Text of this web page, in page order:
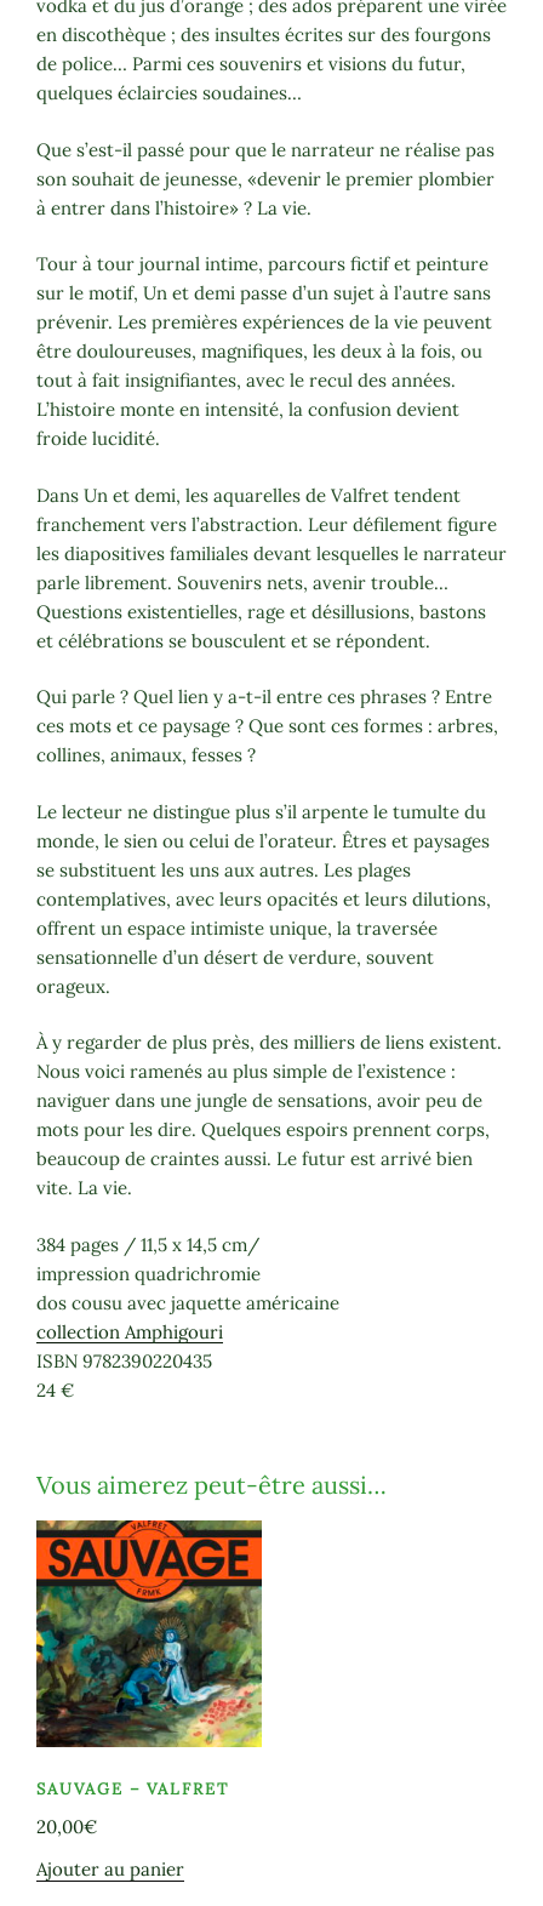
vodka et du jus d’orange ; des ados préparent une virée
en discothèque ; des insultes écrites sur des fourgons
de police… Parmi ces souvenirs et visions du futur,
quelques éclaircies soudaines…
Que s’est-il passé pour que le narrateur ne réalise pas
son souhait de jeunesse, «devenir le premier plombier
à entrer dans l’histoire» ? La vie.
Tour à tour journal intime, parcours fictif et peinture
sur le motif, Un et demi passe d’un sujet à l’autre sans
prévenir. Les premières expériences de la vie peuvent
être douloureuses, magnifiques, les deux à la fois, ou
tout à fait insignifiantes, avec le recul des années.
L’histoire monte en intensité, la confusion devient
froide lucidité.
Dans Un et demi, les aquarelles de Valfret tendent
franchement vers l’abstraction. Leur défilement figure
les diapositives familiales devant lesquelles le narrateur
parle librement. Souvenirs nets, avenir trouble…
Questions existentielles, rage et désillusions, bastons
et célébrations se bousculent et se répondent.
Qui parle ? Quel lien y a-t-il entre ces phrases ? Entre
ces mots et ce paysage ? Que sont ces formes : arbres,
collines, animaux, fesses ?
Le lecteur ne distingue plus s’il arpente le tumulte du
monde, le sien ou celui de l’orateur. Êtres et paysages
se substituent les uns aux autres. Les plages
contemplatives, avec leurs opacités et leurs dilutions,
offrent un espace intimiste unique, la traversée
sensationnelle d’un désert de verdure, souvent
orageux.
À y regarder de plus près, des milliers de liens existent.
Nous voici ramenés au plus simple de l’existence :
naviguer dans une jungle de sensations, avoir peu de
mots pour les dire. Quelques espoirs prennent corps,
beaucoup de craintes aussi. Le futur est arrivé bien
vite. La vie.
384 pages / 11,5 x 14,5 cm/
impression quadrichromie
dos cousu avec jaquette américaine
collection Amphigouri
ISBN 9782390220435
24 €
Vous aimerez peut-être aussi…
SAUVAGE – VALFRET
20,00€
Ajouter au panier